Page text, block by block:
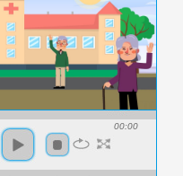
00:00